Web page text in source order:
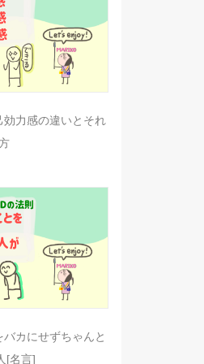
効力感の違いとそれ
カにせずちゃんと
[名言]